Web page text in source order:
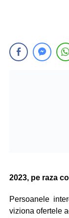
2023, pe raza
Persoanele
viziona ofertele